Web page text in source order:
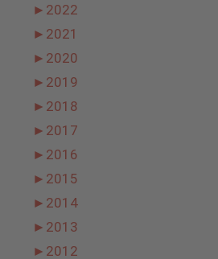
► 2022
► 2021
► 2020
► 2019
► 2018
► 2017
► 2016
► 2015
► 2014
► 2013
► 2012